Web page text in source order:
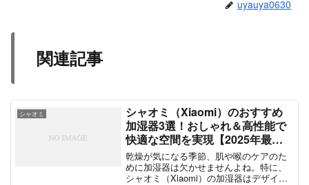
uyauya0630
関連記事
シャオミ
シャオミ（Xiaomi）のおすすめ
加湿器3選！おしゃれ＆高性能で
快適な空間を実現【2025年最
新】
乾燥が気になる季節、肌や喉のケアのた
めに加湿器は欠かせませんよね。特に、
シャオミ（Xiaomi）の加湿器はデザイン